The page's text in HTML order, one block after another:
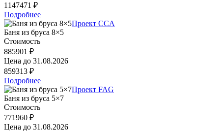
1147471 ₽
Подробнее
Проект CCA
Баня из бруса 8×5
Стоимость
885901 ₽
Цена до 31.08.2026
859313 ₽
Подробнее
Проект FAG
Баня из бруса 5×7
Стоимость
771960 ₽
Цена до 31.08.2026